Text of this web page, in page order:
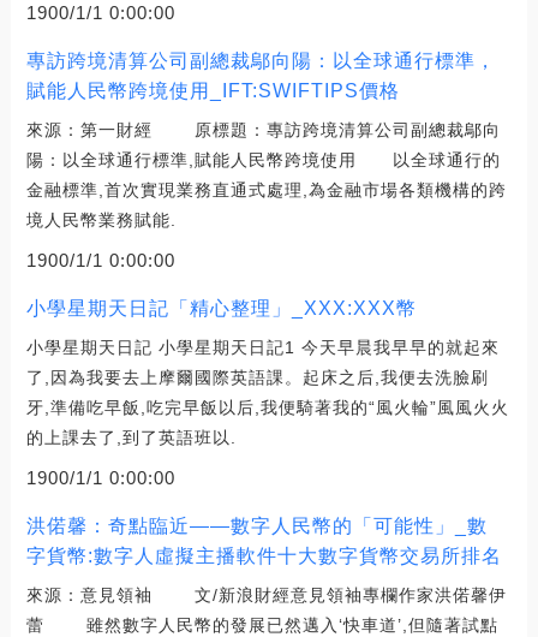
1900/1/1 0:00:00
專訪跨境清算公司副總裁鄔向陽：以全球通行標準，
賦能人民幣跨境使用_IFT:SWIFTIPS價格
來源：第一財經 原標題：專訪跨境清算公司副總裁鄔向
陽：以全球通行標準,賦能人民幣跨境使用 以全球通行的
金融標準,首次實現業務直通式處理,為金融市場各類機構的跨
境人民幣業務賦能.
1900/1/1 0:00:00
小學星期天日記「精心整理」_XXX:XXX幣
小學星期天日記 小學星期天日記1 今天早晨我早早的就起來
了,因為我要去上摩爾國際英語課。起床之后,我便去洗臉刷
牙,準備吃早飯,吃完早飯以后,我便騎著我的“風火輪”風風火火
的上課去了,到了英語班以.
1900/1/1 0:00:00
洪偌馨：奇點臨近——數字人民幣的「可能性」_數
字貨幣:數字人虛擬主播軟件十大數字貨幣交易所排名
來源：意見領袖 文/新浪財經意見領袖專欄作家洪偌馨伊
蕾 雖然數字人民幣的發展已然邁入‘快車道’,但隨著試點